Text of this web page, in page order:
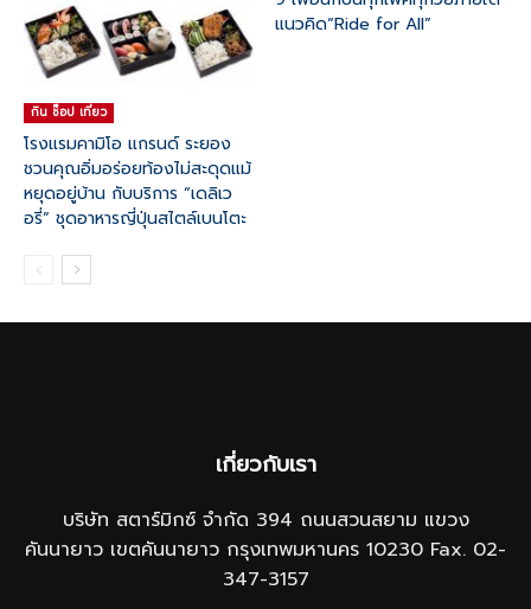
กิน ช๊อป เที่ยว
โรงแรมคามิโอ แกรนด์ ระยอง
ชวนคุณอิ่มอร่อยท้องไม่สะดุดแม้
หยุดอยู่บ้าน กับบริการ “เดลิเว
อรี่” ชุดอาหารญี่ปุ่นสไตล์เบนโตะ
แนวคิด“Ride for All”
เกี่ยวกับเรา
บริษัท สตาร์มิกซ์ จำกัด 394 ถนนสวนสยาม แขวง
คันนายาว เขตคันนายาว กรุงเทพมหานคร 10230 Fax. 02-
347-3157